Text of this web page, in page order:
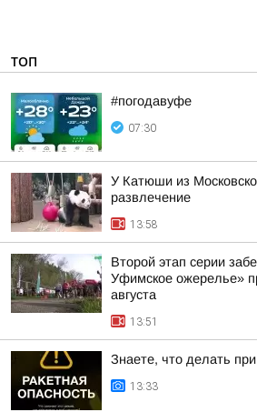
ТОП
#погодавуфе
07:30
У Катюши из
развлечение
13:58
Второй этап серии
Уфимское ожерелье»
августа
13:51
Знаете, что делать
13:33